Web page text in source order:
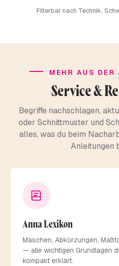
Filterbar nach Technik,
MEHR AUS DER
Service &
Begriffe nachschlagen,
oder Schnittmuster und
alles, was du beim
Anleitungen
Anna Lexikon
Maschen, Abkürzungen,
— alle wichtigen Grundlagen
kompakt erklärt.